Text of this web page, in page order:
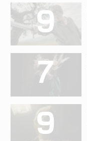
9
7
9